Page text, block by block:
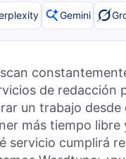
Gemini
de
un trabajo
más tiempo
servicio cumplirá